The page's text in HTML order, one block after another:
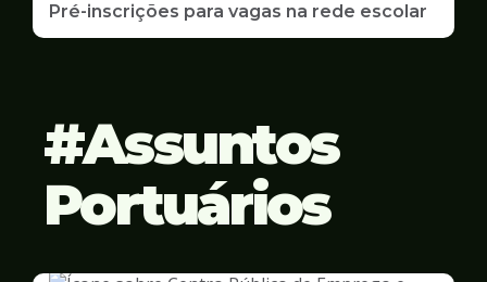
Pré-inscrições para vagas na rede escolar
Assuntos
Portuários